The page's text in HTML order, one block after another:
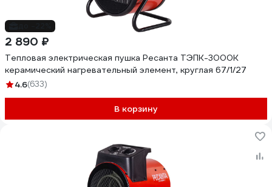
2 890 ₽
Тепловая электрическая пушка Ресанта ТЭПК-3000K
керамический нагревательный элемент, круглая 67/1/27
4.6(633)
В корзину